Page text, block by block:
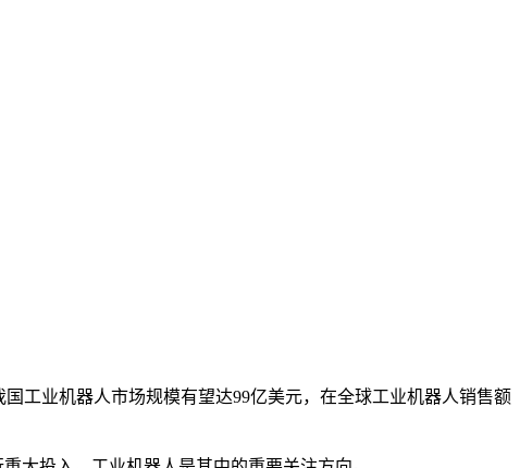
工业机器人市场规模有望达99亿美元，在全球工业机器人销售额